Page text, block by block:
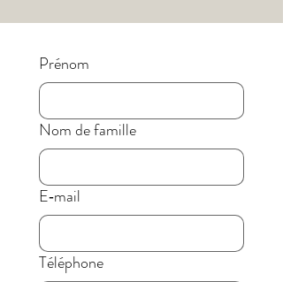
Prénom
Nom de famille
E‑mail
Téléphone